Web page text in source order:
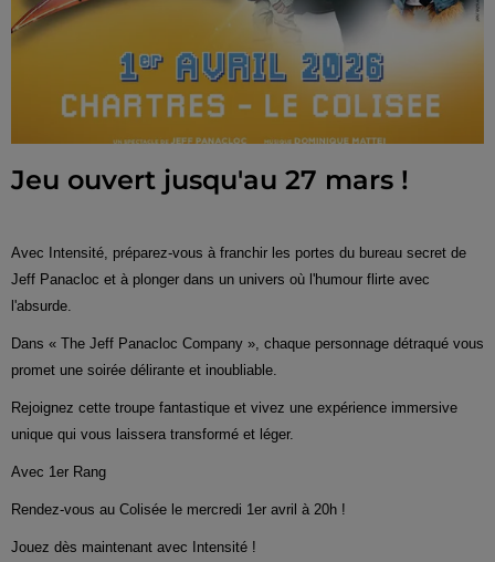
Jeu ouvert jusqu'au 27 mars !
Avec Intensité, préparez-vous à franchir les portes du bureau secret de
Jeff Panacloc et à plonger dans un univers où l'humour flirte avec
l'absurde.
Dans « The Jeff Panacloc Company », chaque personnage détraqué vous
promet une soirée délirante et inoubliable.
Rejoignez cette troupe fantastique et vivez une expérience immersive
unique qui vous laissera transformé et léger.
Avec 1er Rang
Rendez-vous au Colisée le mercredi 1er avril à 20h !
Jouez dès maintenant avec Intensité !